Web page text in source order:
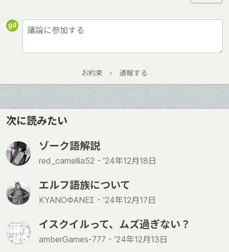
お約束 • 通報する
次に読みたい
ゾーク語解説
red_camellia52 - ’24年12月18日
エルフ語族について
ΚΥΑΝΟΦΑΝΕΣ - ’24年12月17日
イスクイルって、ムズ過ぎない？
amberGames-777 - ’24年12月13日